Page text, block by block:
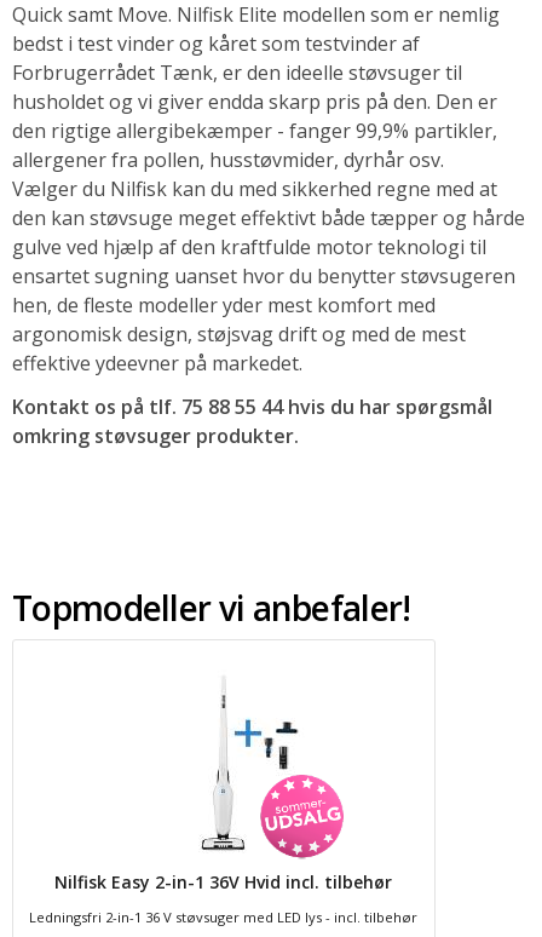
Quick samt Move. Nilfisk Elite modellen som er nemlig
bedst i test vinder og kåret som testvinder af
Forbrugerrådet Tænk, er den ideelle støvsuger til
husholdet og vi giver endda skarp pris på den. Den er
den rigtige allergibekæmper - fanger 99,9% partikler,
allergener fra pollen, husstøvmider, dyrhår osv.
Vælger du Nilfisk kan du med sikkerhed regne med at
den kan støvsuge meget effektivt både tæpper og hårde
gulve ved hjælp af den kraftfulde motor teknologi til
ensartet sugning uanset hvor du benytter støvsugeren
hen, de fleste modeller yder mest komfort med
argonomisk design, støjsvag drift og med de mest
effektive ydeevner på markedet.
Kontakt os på tlf. 75 88 55 44 hvis du har spørgsmål
omkring støvsuger produkter.
Topmodeller vi anbefaler!
Nilfisk Easy 2-in-1 36V Hvid incl. tilbehør
Ledningsfri 2-in-1 36 V støvsuger med LED lys - incl. tilbehør